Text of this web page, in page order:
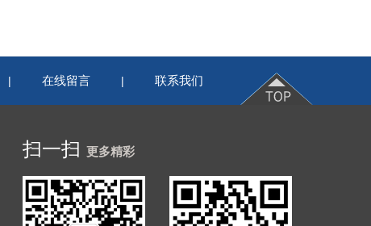
| 在线留言 | 联系我们
扫一扫 更多精彩